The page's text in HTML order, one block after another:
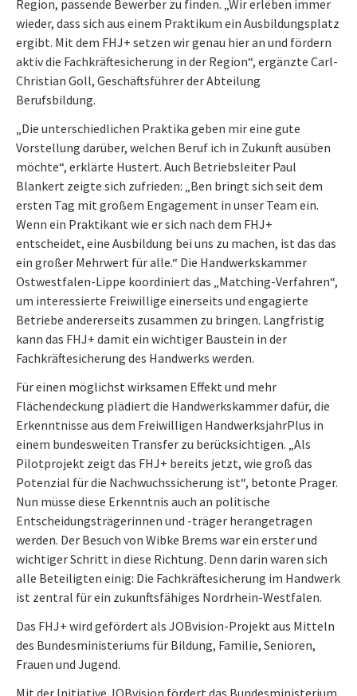
Region, passende Bewerber zu finden. „Wir erleben immer
wieder, dass sich aus einem Praktikum ein Ausbildungsplatz
ergibt. Mit dem FHJ+ setzen wir genau hier an und fördern
aktiv die Fachkräftesicherung in der Region“, ergänzte Carl-
Christian Goll, Geschäftsführer der Abteilung
Berufsbildung.
„Die unterschiedlichen Praktika geben mir eine gute
Vorstellung darüber, welchen Beruf ich in Zukunft ausüben
möchte“, erklärte Hustert. Auch Betriebsleiter Paul
Blankert zeigte sich zufrieden: „Ben bringt sich seit dem
ersten Tag mit großem Engagement in unser Team ein.
Wenn ein Praktikant wie er sich nach dem FHJ+
entscheidet, eine Ausbildung bei uns zu machen, ist das das
ein großer Mehrwert für alle.“ Die Handwerkskammer
Ostwestfalen-Lippe koordiniert das „Matching-Verfahren“,
um interessierte Freiwillige einerseits und engagierte
Betriebe andererseits zusammen zu bringen. Langfristig
kann das FHJ+ damit ein wichtiger Baustein in der
Fachkräftesicherung des Handwerks werden.
Für einen möglichst wirksamen Effekt und mehr
Flächendeckung plädiert die Handwerkskammer dafür, die
Erkenntnisse aus dem Freiwilligen HandwerksjahrPlus in
einem bundesweiten Transfer zu berücksichtigen. „Als
Pilotprojekt zeigt das FHJ+ bereits jetzt, wie groß das
Potenzial für die Nachwuchssicherung ist“, betonte Prager.
Nun müsse diese Erkenntnis auch an politische
Entscheidungsträgerinnen und -träger herangetragen
werden. Der Besuch von Wibke Brems war ein erster und
wichtiger Schritt in diese Richtung. Denn darin waren sich
alle Beteiligten einig: Die Fachkräftesicherung im Handwerk
ist zentral für ein zukunftsfähiges Nordrhein-Westfalen.
Das FHJ+ wird gefördert als JOBvision-Projekt aus Mitteln
des Bundesministeriums für Bildung, Familie, Senioren,
Frauen und Jugend.
Mit der Initiative JOBvision fördert das Bundesministerium